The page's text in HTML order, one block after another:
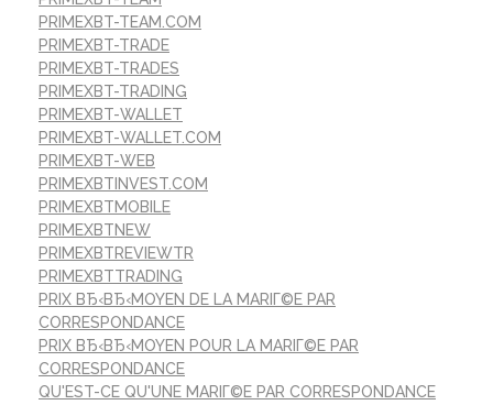
PRIMEXBT-TEAM.COM
PRIMEXBT-TRADE
PRIMEXBT-TRADES
PRIMEXBT-TRADING
PRIMEXBT-WALLET
PRIMEXBT-WALLET.COM
PRIMEXBT-WEB
PRIMEXBTINVEST.COM
PRIMEXBTMOBILE
PRIMEXBTNEW
PRIMEXBTREVIEWTR
PRIMEXBTTRADING
PRIX ВЂ‹ВЂ‹MOYEN DE LA MARIГ©E PAR
CORRESPONDANCE
PRIX ВЂ‹ВЂ‹MOYEN POUR LA MARIГ©E PAR
CORRESPONDANCE
QU'EST-CE QU'UNE MARIГ©E PAR CORRESPONDANCE